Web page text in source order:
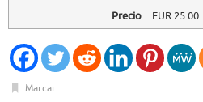
Precio
EUR25.00
Marcar.